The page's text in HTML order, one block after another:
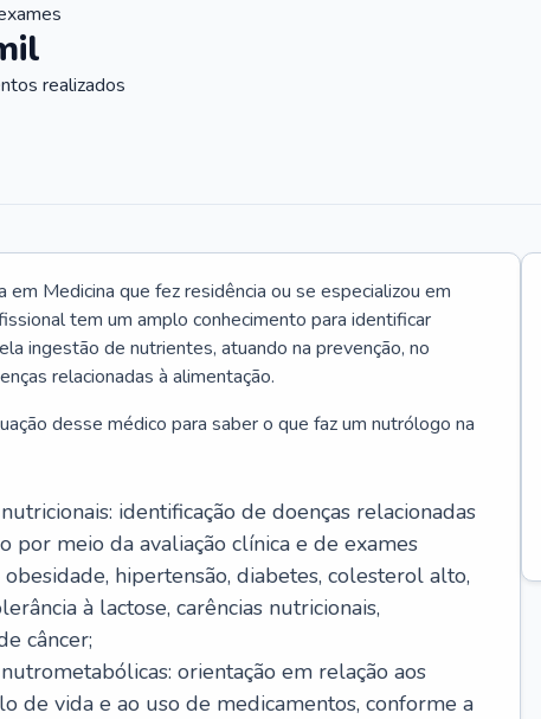
realizados
Medicina que fez residência ou se especializou em
tem um amplo conhecimento para identificar
ingestão de nutrientes, atuando na prevenção, no
relacionadas à alimentação.
desse médico para saber o que faz um nutrólogo na
identificação de doenças relacionadas
por meio da avaliação clínica e de exames
hipertensão, diabetes, colesterol alto,
à lactose, carências nutricionais,
câncer;
orientação em relação aos
de vida e ao uso de medicamentos, conforme a